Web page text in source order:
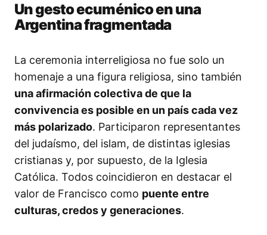
Un gesto ecuménico en una
Argentina fragmentada
La ceremonia interreligiosa no fue solo un
homenaje a una figura religiosa, sino también
una afirmación colectiva de que la
convivencia es posible en un país cada vez
más polarizado. Participaron representantes
del judaísmo, del islam, de distintas iglesias
cristianas y, por supuesto, de la Iglesia
Católica. Todos coincidieron en destacar el
valor de Francisco como puente entre
culturas, credos y generaciones.